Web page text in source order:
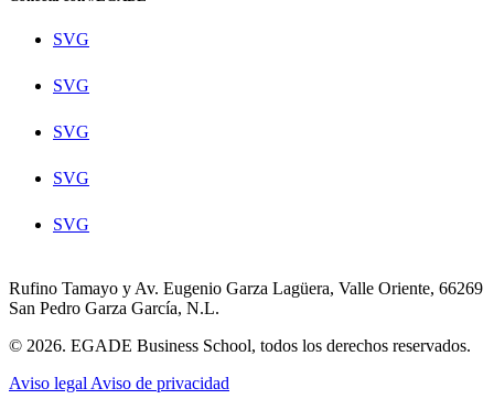
SVG
SVG
SVG
SVG
SVG
Rufino Tamayo y Av. Eugenio Garza Lagüera, Valle Oriente, 66269
San Pedro Garza García, N.L.
© 2026. EGADE Business School, todos los derechos reservados.
Aviso legal Aviso de privacidad